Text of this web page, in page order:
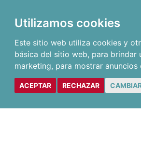
Utilizamos cookies
Este sitio web utiliza cookies y
básica del sitio web, para brindar
marketing, para mostrar anuncios
ACEPTAR RECHAZAR